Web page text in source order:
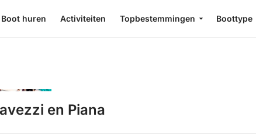
Boot huren Activiteiten Topbestemmingen Boottype
en Piana